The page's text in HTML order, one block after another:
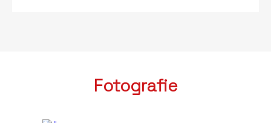
Fotografie